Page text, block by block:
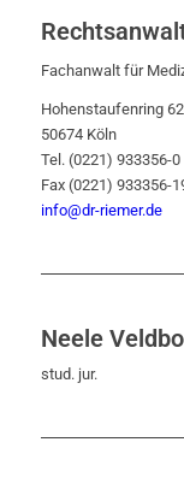
Fachanwalt für
Hohenstaufenring 62
50674 Köln
Tel. (0221) 933356-0
Fax (0221) 933356-
info@dr-riemer.de
Neele
stud. jur.